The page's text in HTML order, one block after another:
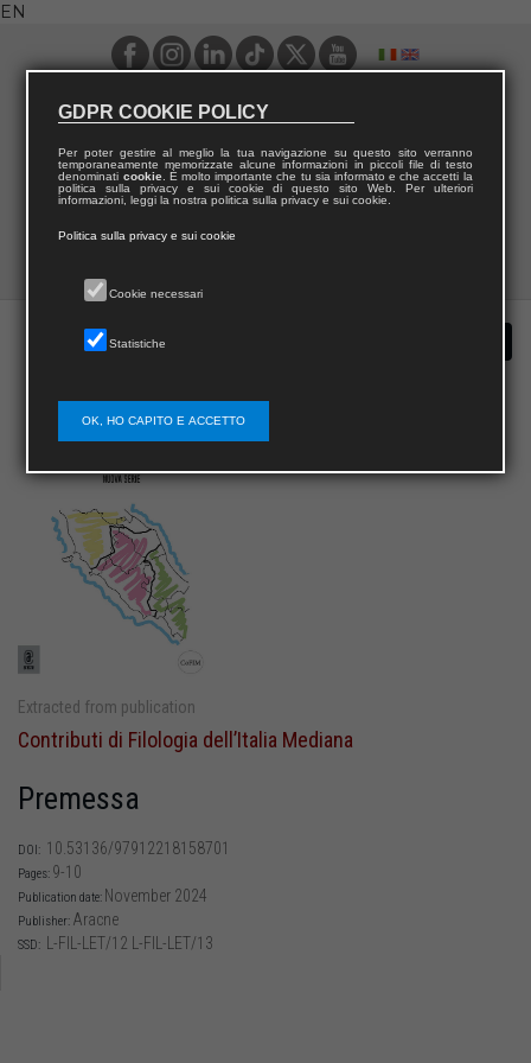
EN
Extracted from publication
Contributi di Filologia dell’Italia Mediana
Premessa
DOI: 10.53136/97912218158701
Pages: 9-10
Publication date: November 2024
Publisher: Aracne
SSD: L-FIL-LET/12 L-FIL-LET/13
GDPR COOKIE POLICY
Per poter gestire al meglio la tua navigazione su questo sito verranno
temporaneamente memorizzate alcune informazioni in piccoli file di testo
denominati cookie. È molto importante che tu sia informato e che accetti la
politica sulla privacy e sui cookie di questo sito Web. Per ulteriori
informazioni, leggi la nostra politica sulla privacy e sui cookie.
Politica sulla privacy e sui cookie
Cookie necessari
Statistiche
OK, HO CAPITO E ACCETTO